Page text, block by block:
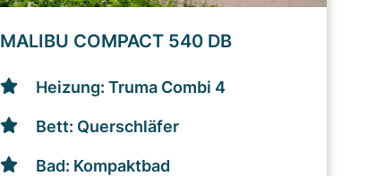
MALIBU COMPACT 540 DB
Heizung: Truma Combi 4
Bett: Querschläfer
Bad: Kompaktbad